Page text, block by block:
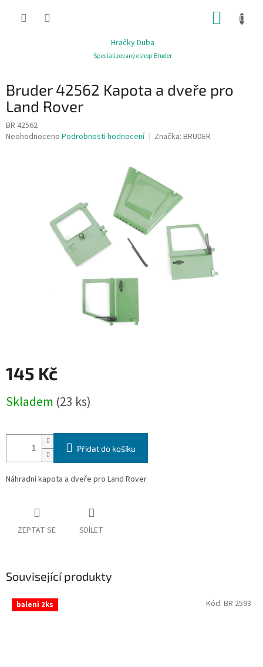
Hračky Duba
Specializovaný eshop Bruder
Bruder 42562 Kapota a dveře pro
Land Rover
BR 42562
Průměrné
Neohodnoceno Podrobnosti hodnocení Značka: BRUDER
145 Kč
cena:
Skladem (23 ks)
Přidat do košíku
Náhradní kapota a dveře pro Land Rover
ZEPTAT SE SDÍLET
Související produkty
baleni 2ks Kód: BR 2593